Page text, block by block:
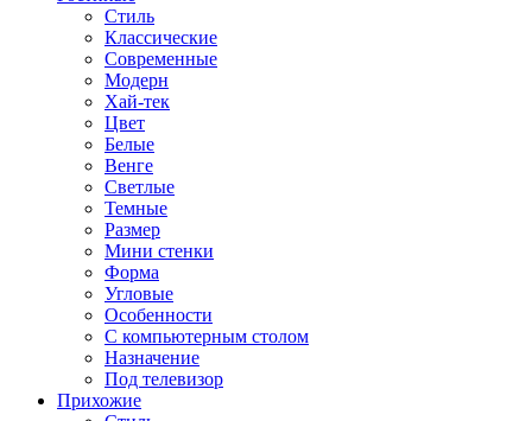
Стиль
Классические
Современные
Модерн
Хай-тек
Цвет
Белые
Венге
Светлые
Темные
Размер
Мини стенки
Форма
Угловые
Особенности
С компьютерным столом
Назначение
Под телевизор
Прихожие